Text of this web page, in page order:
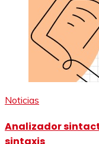
Noticias
Analizador
sintaxis